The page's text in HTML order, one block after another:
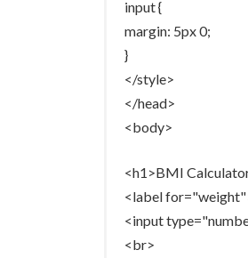
input {
margin: 5px 0;
}
</style>
</head>
<body>
<h1>BMI
<label
<input
<br>